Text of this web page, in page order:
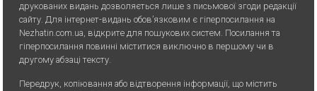
друкованих видань дозволяється лише з письмової згоди редакції
сайту. Для iнтернет-видань обов’язковим є гiперпосилання на
Nezhatin.com.ua, відкрите для пошукових систем. Посилання та
гіперпосилання повинні міститися виключно в першому чи в
другому абзаці тексту.
Передрук, копiювання або вiдтворення iнформацiї, що мiстить